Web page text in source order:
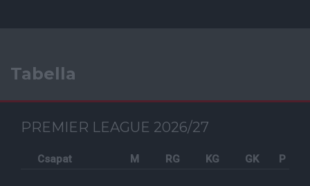
Tabella
PREMIER LEAGUE 2026/27
Csapat M RG KG GK P